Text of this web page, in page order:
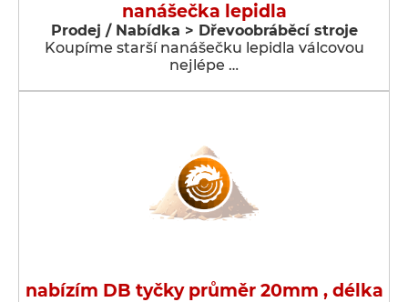
nanášečka lepidla
Prodej / Nabídka > Dřevoobráběcí stroje
Koupíme starší nanášečku lepidla válcovou
nejlépe …
nabízím DB tyčky průměr 20mm , délka